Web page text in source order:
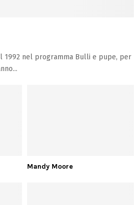
1992 nel programma Bulli e pupe, per
Mandy Moore